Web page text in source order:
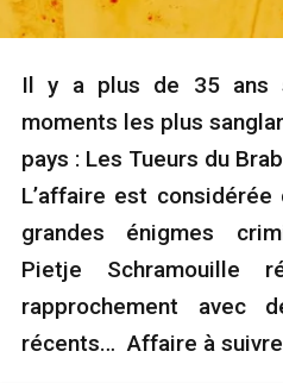
Il y a plus de 35 ans
moments les plus
pays : Les Tueurs du
L’affaire est considérée
grandes énigmes
Pietje Schramouille
rapprochement avec
récents… Affaire à